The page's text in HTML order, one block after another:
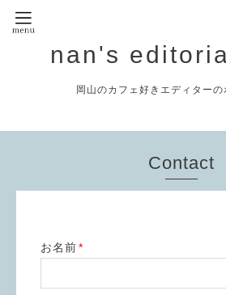
nan's
岡山のカフェ好きエディターの
Contact
お名前*